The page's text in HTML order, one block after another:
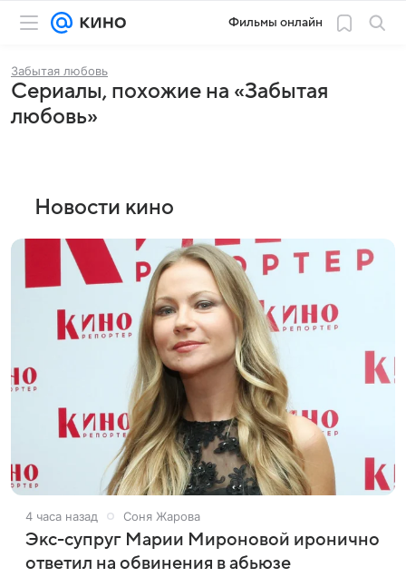
Фильмы онлайн
Забытая любовь
Сериалы, похожие на «Забытая
любовь»
Новости кино
4 часа назад Соня Жарова
Экс-супруг Марии Мироновой иронично
ответил на обвинения в абьюзе